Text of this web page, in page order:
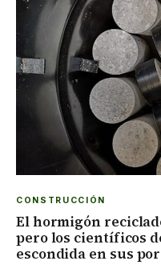
CONSTRUCCIÓN
El hormigón
pero los científicos
escondida en sus